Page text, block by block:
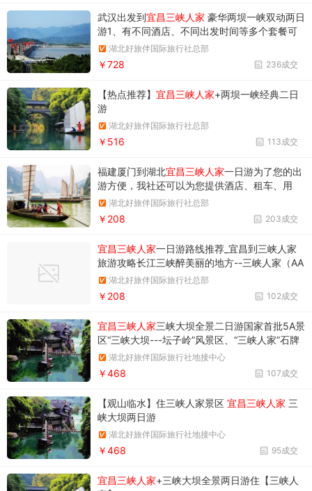
武汉出发到宜昌三峡人家 豪华两坝一峡双动两日
游1、有不同酒店、不同出发时间等多个套餐可
供选择！2、从武汉直接出发和返回，一条龙服
务！更方便快捷！3、宜昌双5A精品景点！游三
峡人家！坐豪华游轮游两坝一峡（葛洲坝—西陵
湖北好旅伴国际旅行社总部
236成交
￥728
【热点推荐】 宜昌三峡人家+两坝一峡经典二日
游
湖北好旅伴国际旅行社总部
113成交
￥516
福建厦门到湖北宜昌三峡人家一日游为了您的出
游方便，我社还可以为您提供酒店、租车、用
餐、导游等延伸服务，详见费用说明栏目！ 宜昌
到三峡人家一日游精彩体验：带您走进三峡人
家--长江三峡醉美丽的地方，感受峡江风情.
湖北好旅伴国际旅行社总部
203成交
￥208
宜昌三峡人家一日游路线推荐_宜昌到三峡人家
旅游攻略长江三峡醉美丽的地方--三峡人家（AA
AAA级）--诗意三峡、唯美人家 享受与尘世隔绝
独享绝妙地质奇观和质朴峡江民俗 体验洪荒时代
地质、巴人部落农耕 梦回土家歌舞 怀旧长江号
湖北好旅伴国际旅行社总部
102成交
￥208
宜昌三峡人家三峡大坝全景二日游国家首批5A景
区“三峡大坝---坛子岭”风景区、“三峡人家”石牌
风景区、西陵画廊风景区和绵延38公里的原汁原
味西陵峡谷风光组成
湖北好旅伴国际旅行社地接中心
107成交
￥468
【观山临水】住三峡人家景区 宜昌三峡人家 三
峡大坝两日游
湖北好旅伴国际旅行社地接中心
95成交
￥468
宜昌三峡人家+三峡大坝全景两日游住【三峡人